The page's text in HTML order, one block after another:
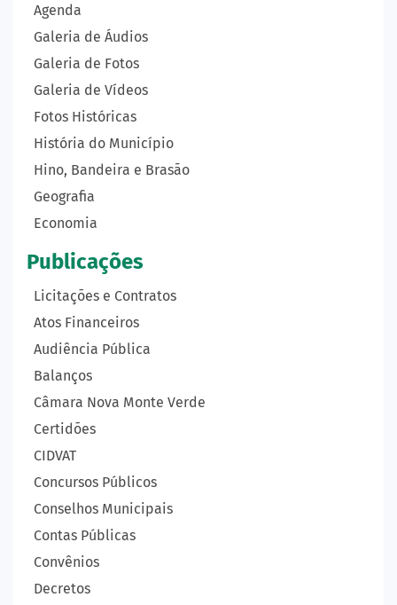
Agenda
Galeria de Áudios
Galeria de Fotos
Galeria de Vídeos
Fotos Históricas
História do Município
Hino, Bandeira e Brasão
Geografia
Economia
Publicações
Licitações e Contratos
Atos Financeiros
Audiência Pública
Balanços
Câmara Nova Monte Verde
Certidões
CIDVAT
Concursos Públicos
Conselhos Municipais
Contas Públicas
Convênios
Decretos